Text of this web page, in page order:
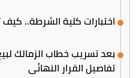
اختبارات كلية الشرطة.. كيف
بعد تسريب خطاب الزمالك
تفاصيل القرار النهائي